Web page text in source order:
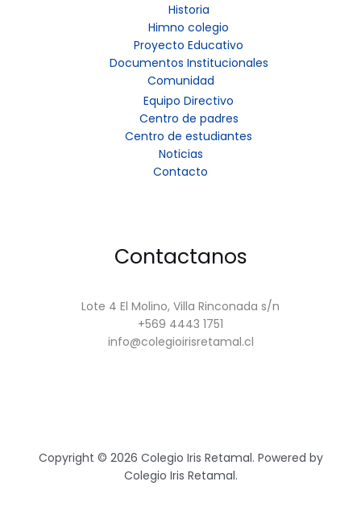
Historia
Himno colegio
Proyecto Educativo
Documentos Institucionales
Comunidad
Equipo Directivo
Centro de padres
Centro de estudiantes
Noticias
Contacto
Contactanos
Lote 4 El Molino, Villa Rinconada s/n
+569 4443 1751
info@colegioirisretamal.cl
Copyright © 2026 Colegio Iris Retamal. Powered by
Colegio Iris Retamal.